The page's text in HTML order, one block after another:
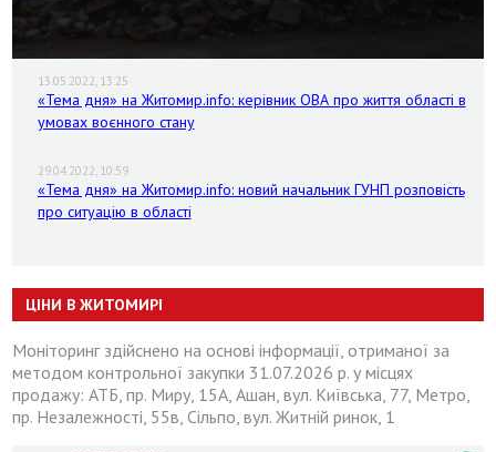
13.05.2022, 13:25
«Тема дня» на Житомир.info: керівник ОВА про життя області в
умовах воєнного стану
29.04.2022, 10:59
«Тема дня» на Житомир.info: новий начальник ГУНП розповість
про ситуацію в області
ЦІНИ В ЖИТОМИРІ
Моніторинг здійснено на основі інформації, отриманої за
методом контрольної закупки 31.07.2026 р. у місцях
продажу: АТБ, пр. Миру, 15А, Ашан, вул. Київська, 77, Метро,
пр. Незалежності, 55в, Сільпо, вул. Житній ринок, 1